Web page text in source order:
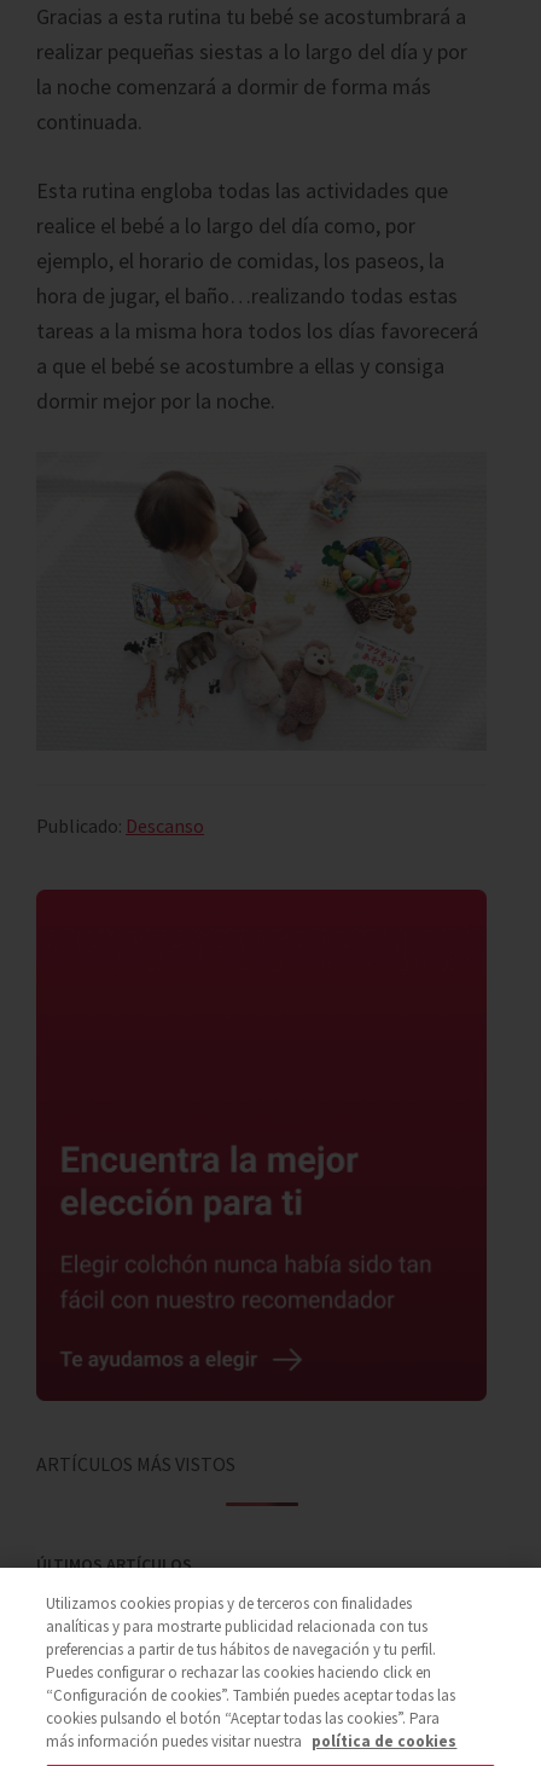
Gracias a esta rutina tu bebé se acostumbrará a
realizar pequeñas siestas a lo largo del día y por
la noche comenzará a dormir de forma más
continuada.
Esta rutina engloba todas las actividades que
realice el bebé a lo largo del día como, por
ejemplo, el horario de comidas, los paseos, la
hora de jugar, el baño…realizando todas estas
tareas a la misma hora todos los días favorecerá
a que el bebé se acostumbre a ellas y consiga
dormir mejor por la noche.
Publicado: Descanso
Barra
ARTÍCULOS MÁS VISTOS
ÚLTIMOS ARTÍCULOS
MEJOR ALMOHADA PARA LA APNEA
DEL SUEÑO: CÓMO MEJORAR TU
DESCANSO
06 Ago
PIKOLIN EN PAREJA: HISTORIAS DE
Utilizamos cookies propias y de terceros con finalidades
analíticas y para mostrarte publicidad relacionada con tus
preferencias a partir de tus hábitos de navegación y tu perfil.
Puedes configurar o rechazar las cookies haciendo click en
“Configuración de cookies”. También puedes aceptar todas las
cookies pulsando el botón “Aceptar todas las cookies”. Para
más información puedes visitar nuestra política de cookies